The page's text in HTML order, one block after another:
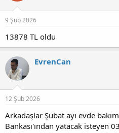
9 Şub 2026
13878 TL oldu
EvrenCan
12 Şub 2026
Arkadaşlar Şubat ayı evde
Bankası'ından yatacak isteyen